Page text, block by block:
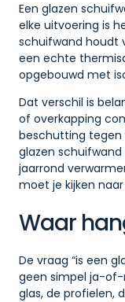
Een glazen
elke uitvoering is
schuifwand houdt
een echte
opgebouwd met
Dat verschil is
of overkapping
beschutting tegen
glazen
jaarrond
moet je kijken
Waar
De vraag “is een
geen simpel ja-
glas, de profielen,